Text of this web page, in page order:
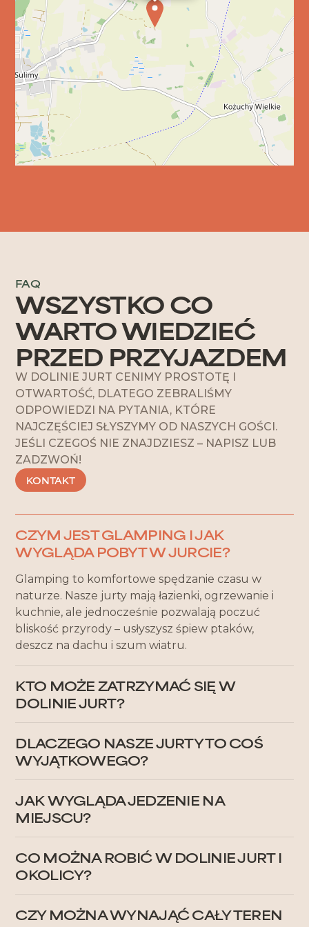
Ciepło ognia, dobre rozmowy i magia
mazurskich nocy – idealny sposób na
zakończenie dnia.
SPRAWDŹ
FAQ
WSZYSTKO CO
WARTO WIEDZIEĆ
PRZED PRZYJAZDEM
W DOLINIE JURT CENIMY PROSTOTĘ I
OTWARTOŚĆ, DLATEGO ZEBRALIŚMY
ODPOWIEDZI NA PYTANIA, KTÓRE
NAJCZĘŚCIEJ SŁYSZYMY OD NASZYCH GOŚCI.
JEŚLI CZEGOŚ NIE ZNAJDZIESZ – NAPISZ LUB
ZADZWOŃ!
KONTAKT
CZYM JEST GLAMPING I JAK
WYGLĄDA POBYT W JURCIE?
Glamping to komfortowe spędzanie czasu w
naturze. Nasze jurty mają łazienki, ogrzewanie i
kuchnie, ale jednocześnie pozwalają poczuć
bliskość przyrody – usłyszysz śpiew ptaków,
deszcz na dachu i szum wiatru.
KTO MOŻE ZATRZYMAĆ SIĘ W
DOLINIE JURT?
i przestrzeni. Każda jurta jest przeznaczona dla
dwóch osób, a cały glamping mieści maksymalnie
przyjmujemy zwierząt.
DLACZEGO NASZE JURTY TO COŚ
WYJĄTKOWEGO?
minimum 30 metrów, zanurzone wśród pól i łąk –
oferują pełną prywatność i kontakt z naturą.
JAK WYGLĄDA JEDZENIE NA
MIEJSCU?
produktów, możemy pomóc też w organizacji
cateringu i ogniska.
CO MOŻNA ROBIĆ W DOLINIE JURT I
OKOLICY?
spacery. W okolicy: spływy kajakowe, motolotnie,
CZY MOŻNA WYNAJĄĆ CAŁY TEREN